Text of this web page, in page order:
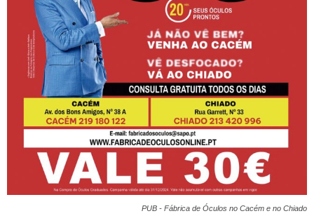
PUB - Fábrica de Óculos no Cacém e no Chiado